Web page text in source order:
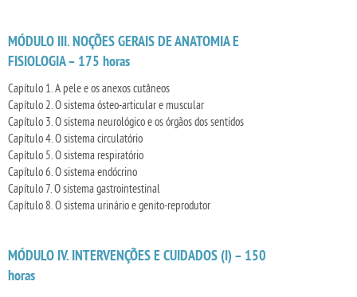
MÓDULO III. NOÇÕES GERAIS DE ANATOMIA E
FISIOLOGIA – 175 horas
Capítulo 1. A pele e os anexos cutâneos
Capítulo 2. O sistema ósteo-articular e muscular
Capítulo 3. O sistema neurológico e os órgãos dos sentidos
Capítulo 4. O sistema circulatório
Capítulo 5. O sistema respiratório
Capítulo 6. O sistema endócrino
Capítulo 7. O sistema gastrointestinal
Capítulo 8. O sistema urinário e genito-reprodutor
MÓDULO IV. INTERVENÇÕES E CUIDADOS (I) – 150
horas